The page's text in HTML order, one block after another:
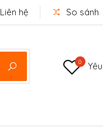
Liên hệ So sánh
0